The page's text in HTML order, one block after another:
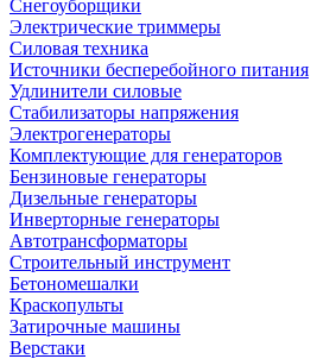
Снегоуборщики
Электрические триммеры
Силовая техника
Источники бесперебойного питания
Удлинители силовые
Стабилизаторы напряжения
Электрогенераторы
Комплектующие для генераторов
Бензиновые генераторы
Дизельные генераторы
Инверторные генераторы
Автотрансформаторы
Строительный инструмент
Бетономешалки
Краскопульты
Затирочные машины
Верстаки